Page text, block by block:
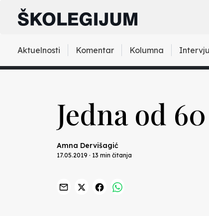
Aktuelnosti Komentar Kolumna Intervju
Jedna od
Amna Dervišagić
17.05.2019 · 13 min čitanja